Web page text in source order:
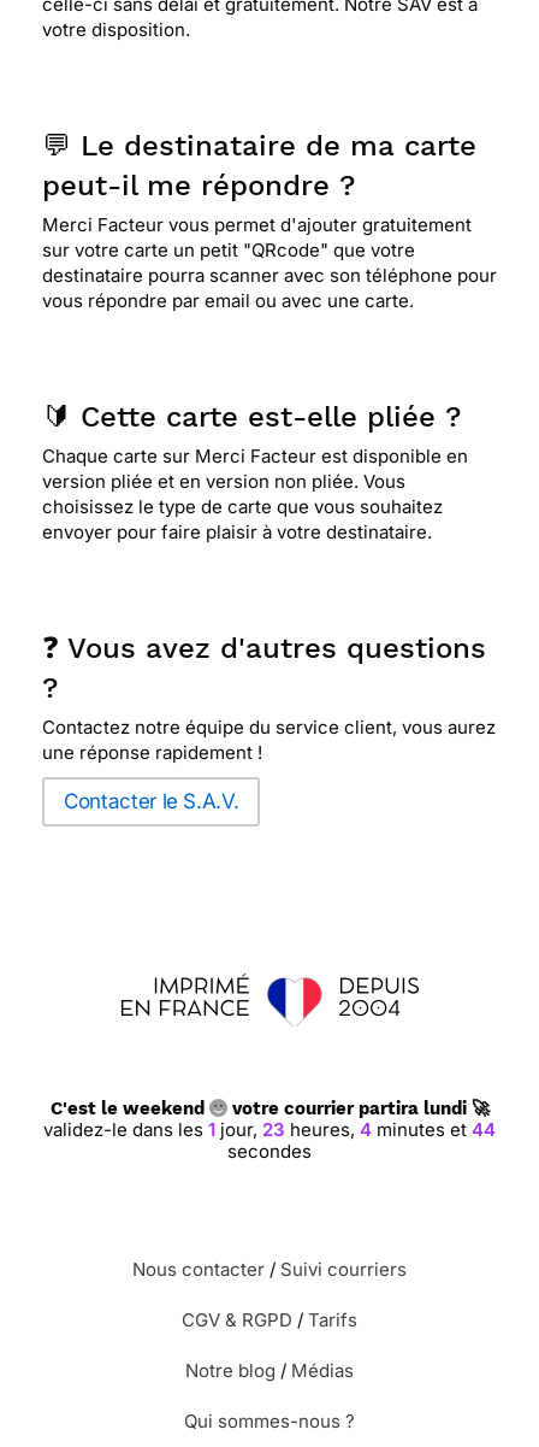
votre disposition.
💬 Le destinataire de ma carte
peut-il me répondre ?
Merci Facteur vous permet d'ajouter gratuitement
sur votre carte un petit "QRcode" que votre
destinataire pourra scanner avec son téléphone pour
vous répondre par email ou avec une carte.
🔰 Cette carte est-elle pliée ?
Chaque carte sur Merci Facteur est disponible en
version pliée et en version non pliée. Vous
choisissez le type de carte que vous souhaitez
envoyer pour faire plaisir à votre destinataire.
❓ Vous avez d'autres questions
?
Contactez notre équipe du service client, vous aurez
une réponse rapidement !
Contacter le S.A.V.
C'est le weekend votre courrier partira lundi 🚀
validez-le dans les 1 jour, 23 heures, 4 minutes et 43
secondes
Nous contacter / Suivi courriers
CGV & RGPD / Tarifs
Notre blog / Médias
Qui sommes-nous ?